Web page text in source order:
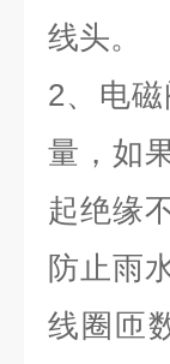
线头。
2、电
量，如
起绝缘
防止雨
线圈匝